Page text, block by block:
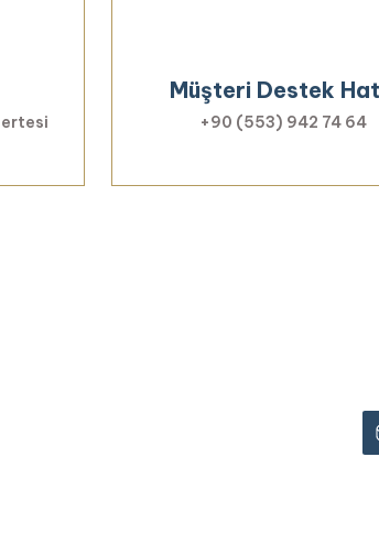
ertesi
Müşteri Destek
+90 (553) 942 74 64